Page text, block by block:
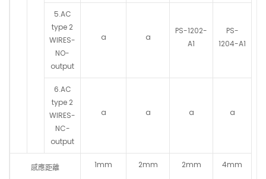
5.AC
type 2
WIRES-
NO-
output
a a
PS-1202-
A1
PS-
1204-A1
6.AC
type 2
WIRES-
NC-
output
a a a a
感應距離 1mm 2mm 2mm 4mm